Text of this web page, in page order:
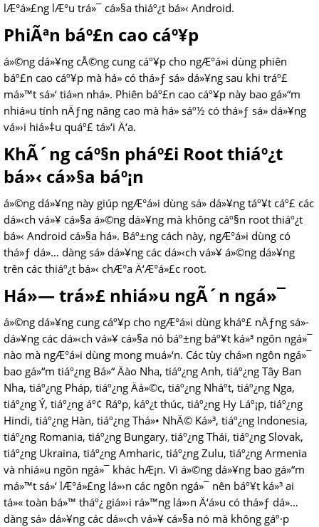
lÆ°á»£ng lÆ°u trá»¯ cá»§a thiáº¿t bá»‹ Android.
PhiÃªn báº£n cao cáº¥p
á»©ng dá»¥ng cÅ©ng cung cáº¥p cho ngÆ°á»i dùng phiên
báº£n cao cáº¥p mà há» có thá»ƒ sá»­ dá»¥ng sau khi tráº£
má»™t sá»‘ tiá»n nhá». Phiên báº£n cao cáº¥p này bao gá»“m
nhiá»u tính nÄƒng nâng cao mà há» sáº½ có thá»ƒ sá»­ dá»¥ng
vá»›i hiá»‡u quáº£ tá»‘i Ä‘a.
KhÃ´ng cáº§n pháº£i Root thiáº¿t
bá»‹ cá»§a báº¡n
á»©ng dá»¥ng này giúp ngÆ°á»i dùng sá»­ dá»¥ng táº¥t cáº£ các
dá»‹ch vá»¥ cá»§a á»©ng dá»¥ng mà không cáº§n root thiáº¿t
bá»‹ Android cá»§a há». Báº±ng cách này, ngÆ°á»i dùng có
thá»ƒ dá»… dàng sá»­ dá»¥ng các dá»‹ch vá»¥ á»©ng dá»¥ng
trên các thiáº¿t bá»‹ chÆ°a Ä‘Æ°á»£c root.
Há»— trá»£ nhiá»u ngÃ´n ngá»¯
á»©ng dá»¥ng cung cáº¥p cho ngÆ°á»i dùng kháº£ nÄƒng sá»­
dá»¥ng các dá»‹ch vá»¥ cá»§a nó báº±ng báº¥t ká»³ ngôn ngá»¯
nào mà ngÆ°á»i dùng mong muá»‘n. Các tùy chá»n ngôn ngá»¯
bao gá»“m tiáº¿ng Bá»“ Äào Nha, tiáº¿ng Anh, tiáº¿ng Tây Ban
Nha, tiáº¿ng Pháp, tiáº¿ng Äá»©c, tiáº¿ng Nháº­t, tiáº¿ng Nga,
tiáº¿ng Ý, tiáº¿ng áº¢ Ráº­p, káº¿t thúc, tiáº¿ng Hy Láº¡p, tiáº¿ng
Hindi, tiáº¿ng Hàn, tiáº¿ng Thá»• NhÄ© Ká»³, tiáº¿ng Indonesia,
tiáº¿ng Romania, tiáº¿ng Bungary, tiáº¿ng Thái, tiáº¿ng Slovak,
tiáº¿ng Ukraina, tiáº¿ng Amharic, tiáº¿ng Zulu, tiáº¿ng Armenia
và nhiá»u ngôn ngá»¯ khác hÆ¡n. Vì á»©ng dá»¥ng bao gá»“m
má»™t sá»‘ lÆ°á»£ng lá»›n các ngôn ngá»¯ nên báº¥t ká»³ ai
tá»« toàn bá»™ tháº¿ giá»›i rá»™ng lá»›n Ä‘á»u có thá»ƒ dá»…
dàng sá»­ dá»¥ng các dá»‹ch vá»¥ cá»§a nó mà không gáº·p